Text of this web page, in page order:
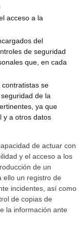
acceso a la
del
de seguridad
que, en cada
se
de la
ya que
y a otros datos
de actuar con
y el acceso a los
de un
ello un registro de
incidentes, así como
de copias de
la información ante